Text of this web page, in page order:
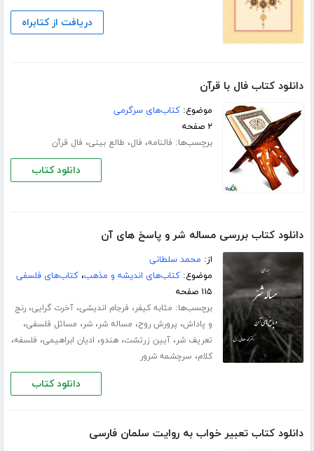
دریافت از کتابراه
دانلود کتاب فال با قرآن
موضوع:کتاب‌های سرگرمی
۲ صفحه
برچسب‌ها: فالنامه، فال، طالع بینی، فال قرآن
دانلود کتاب
دانلود کتاب بررسی مساله شر و پاسخ های آن
از: محمد سلطانی
موضوع:کتاب‌های اندیشه و مذهب،کتاب‌های فلسفی
۱۱۵ صفحه
برچسب‌ها: مثابه کیفر، فرجام اندیشی،آخرت گرایی،رنج
و پاداش، پرورش روح، مساله شر،شر، مسائل فلسفی،
تعریف شر،آیین زرتشت،هندو، ادیان ابراهیمی، فلسفه،
کلام، سرچشمه شرور
دانلود کتاب
دانلود کتاب تعبیر خواب به روایت سلمان فارسی